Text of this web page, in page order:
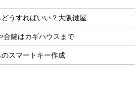
うすればいい？大阪鍵屋
合鍵はカギハウスまで
スマートキー作成